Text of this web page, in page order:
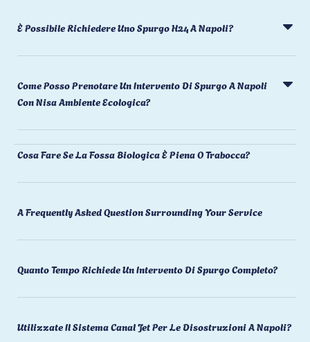
È Possibile Richiedere Uno Spurgo H24 A Napoli?
Come Posso Prenotare Un Intervento Di Spurgo A Napoli
Con Nisa Ambiente Ecologica?
Cosa Fare Se La Fossa Biologica È Piena O Trabocca?
A Frequently Asked Question Surrounding Your Service
Quanto Tempo Richiede Un Intervento Di Spurgo Completo?
Utilizzate Il Sistema Canal Jet Per Le Disostruzioni A Napoli?